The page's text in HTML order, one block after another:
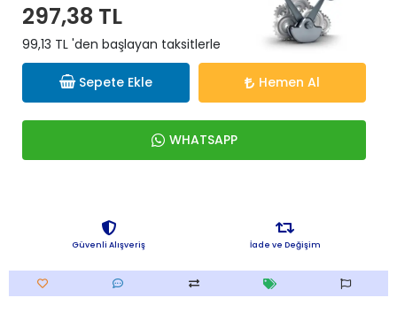
297,38 TL
99,13 TL 'den başlayan taksitlerle
Sepete Ekle Hemen Al
WHATSAPP
Güvenli Alışveriş İade ve Değişim